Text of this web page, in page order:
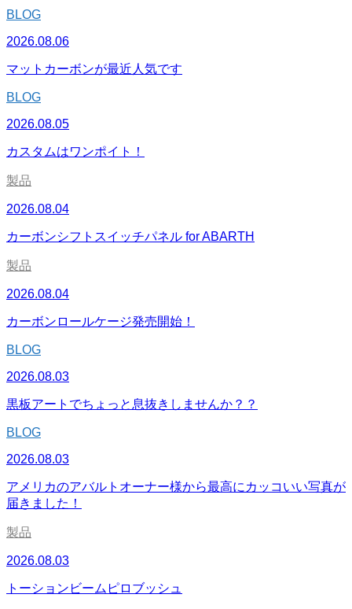
BLOG
2026.08.06
マットカーボンが最近人気です
BLOG
2026.08.05
カスタムはワンポイト！
製品
2026.08.04
カーボンシフトスイッチパネル for ABARTH
製品
2026.08.04
カーボンロールケージ発売開始！
BLOG
2026.08.03
黒板アートでちょっと息抜きしませんか？？
BLOG
2026.08.03
アメリカのアバルトオーナー様から最高にカッコいい写真が
届きました！
製品
2026.08.03
トーションビームピロブッシュ